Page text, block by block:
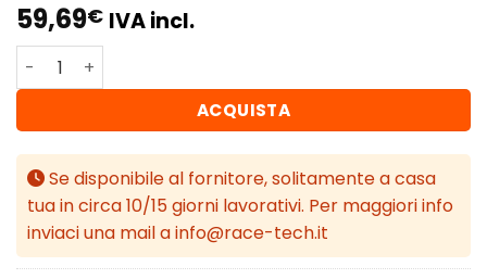
59,69€ IVA incl.
Powerflex Volvo 260 (1975 - 1985) Boccola barra
ACQUISTA
Se disponibile al fornitore, solitamente a casa
tua in circa 10/15 giorni lavorativi. Per maggiori info
inviaci una mail a info@race-tech.it